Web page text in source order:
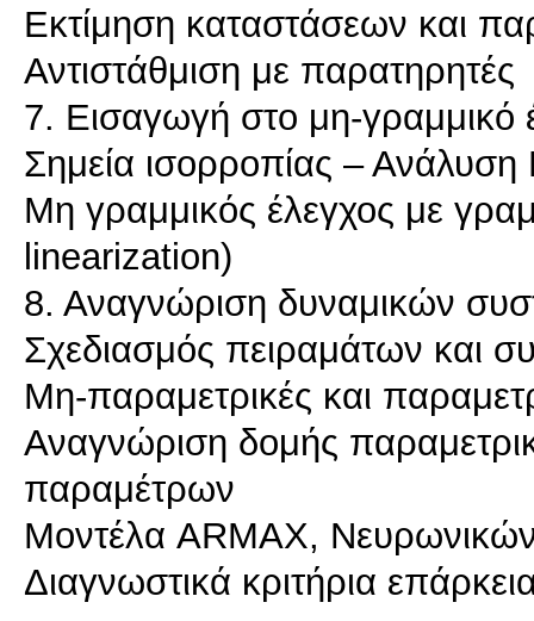
Εκτίμηση καταστάσεων και
Αντιστάθμιση με παρατηρητές
7. Εισαγωγή στο μη-γραμμικό
Σημεία ισορροπίας –
Μη γραμμικός έλεγχος με
linearization)
8. Αναγνώριση δυναμικών
Σχεδιασμός πειραμάτων και
Μη-παραμετρικές και
Αναγνώριση δομής
παραμέτρων
Μοντέλα ARMAX,
Διαγνωστικά κριτήρια